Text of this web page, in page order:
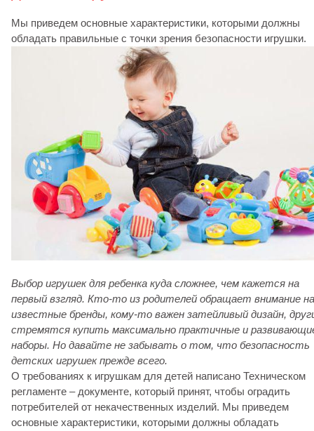
Мы приведем основные характеристики, которыми должны
обладать правильные с точки зрения безопасности игрушки.
Выбор игрушек для ребенка куда сложнее, чем кажется на
первый взгляд. Кто-то из родителей обращает внимание на
известные бренды, кому-то важен затейливый дизайн,
стремятся купить максимально практичные и
наборы. Но давайте не забывать о том, что безопасность
детских игрушек прежде всего.
О требованиях к игрушкам для детей написано Техническом
регламенте – документе, который принят, чтобы оградить
потребителей от некачественных изделий. Мы приведем
основные характеристики, которыми должны обладать